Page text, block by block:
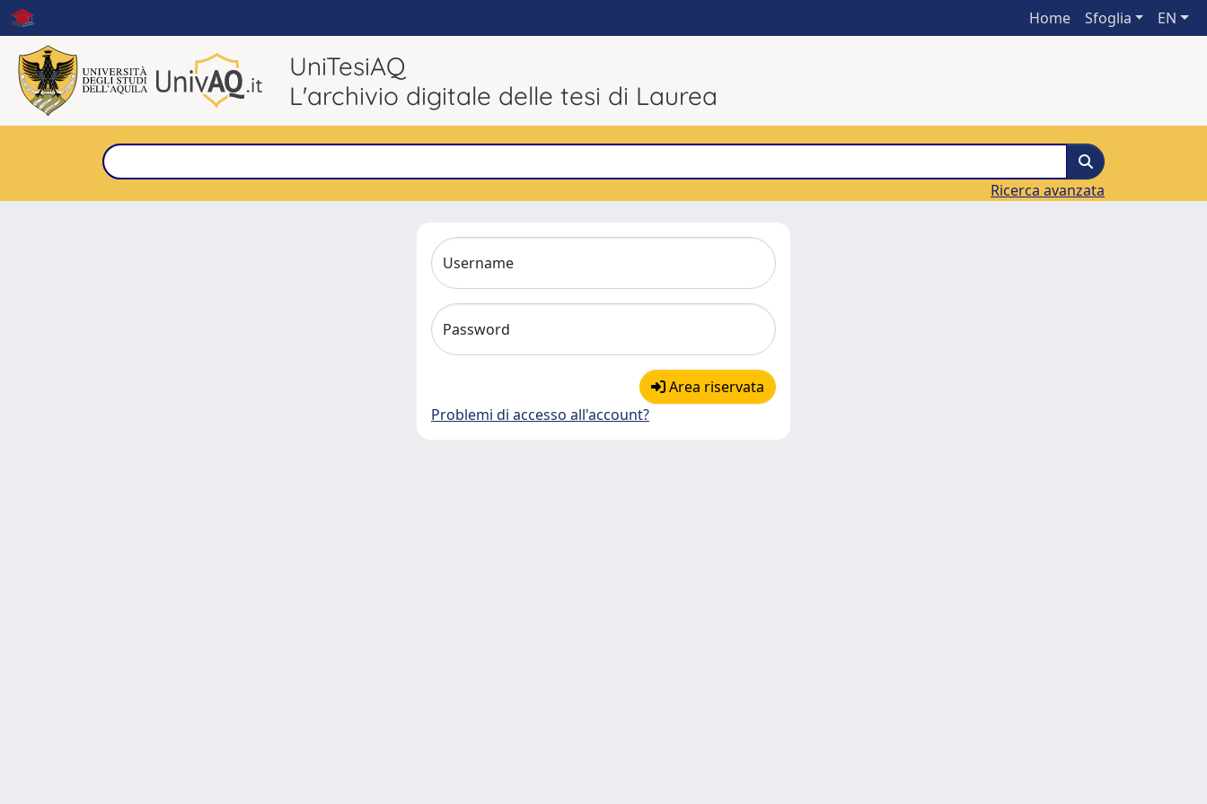
Home Sfoglia EN
UniTesiAQ
L'archivio digitale delle tesi di Laurea
Ricerca avanzata
Username
Password
Area riservata
Problemi di accesso all'account?